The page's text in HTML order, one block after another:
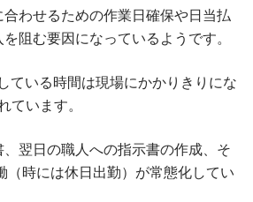
わせるための作業日確保や日当払
阻む要因になっているようです。
ている時間は現場にかかりきりにな
ています。
翌日の職人への指示書の作成、そ
時には休日出勤）が常態化してい